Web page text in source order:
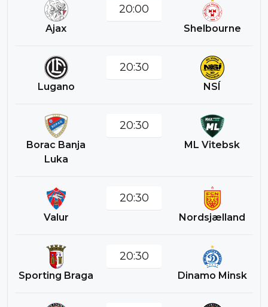
Ajax
20:00
Shelbourne
Lugano
20:30
NSÍ
Borac Banja
Luka
20:30
ML Vitebsk
Valur
20:30
Nordsjælland
Sporting Braga
20:30
Dinamo Minsk